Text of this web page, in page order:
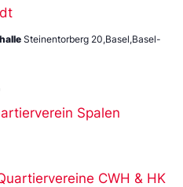
Steinentorberg 20,Basel,Basel-
Spalen
CWH & HK